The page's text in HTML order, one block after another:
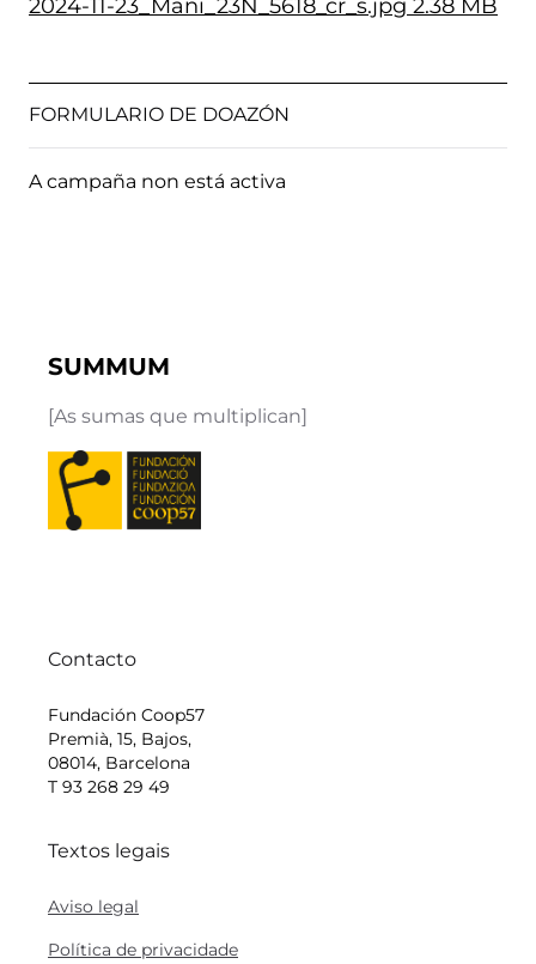
2024-11-23_Mani_23N_5618_cr_s.jpg 2.38 MB
FORMULARIO DE DOAZÓN
A campaña non está activa
SUMMUM
[As sumas que multiplican]
Contacto
Fundación Coop57
Premià, 15, Bajos,
08014, Barcelona
T 93 268 29 49
Textos legais
Aviso legal
Política de privacidade